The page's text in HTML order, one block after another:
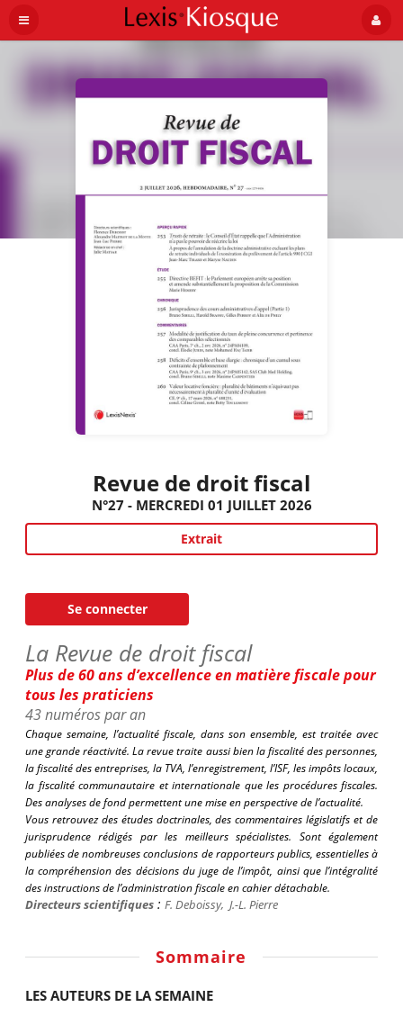
Revue de droit fiscal
N°27 - MERCREDI 01 JUILLET 2026
Extrait
Se connecter
La Revue de droit fiscal
Plus de 60 ans d’excellence en matière fiscale pour
tous les praticiens
43 numéros par an
Chaque semaine, l’actualité fiscale, dans son ensemble, est traitée avec
une grande réactivité. La revue traite aussi bien la fiscalité des personnes,
la fiscalité des entreprises, la TVA, l’enregistrement, l’ISF, les impôts locaux,
la fiscalité communautaire et internationale que les procédures fiscales.
Des analyses de fond permettent une mise en perspective de l’actualité.
Vous retrouvez des études doctrinales, des commentaires législatifs et de
jurisprudence rédigés par les meilleurs spécialistes. Sont également
publiées de nombreuses conclusions de rapporteurs publics, essentielles à
la compréhension des décisions du juge de l’impôt, ainsi que l’intégralité
des instructions de l’administration fiscale en cahier détachable.
Directeurs scientifiques : F. Deboissy, J.-L. Pierre
Sommaire
LES AUTEURS DE LA SEMAINE